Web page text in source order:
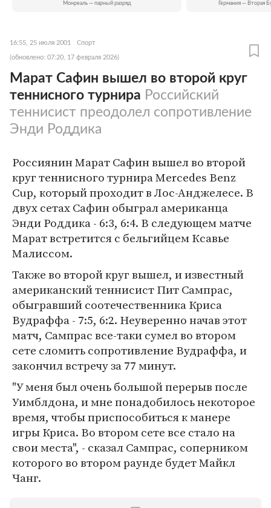
Монреаль — парный разряд Германия — Вторая
16:55, 25 июля 2001 Спорт
(обновлено: 07:20, 17 февраля 2026)
Марат Сафин вышел во второй круг
теннисного турнира Российский
теннисист преодолел сопротивление
Энди Роддика
Россиянин Марат Сафин вышел во второй
круг теннисного турнира Mercedes Benz
Cup, который проходит в Лос-Анджелесе. В
двух сетах Сафин обыграл американца
Энди Роддика - 6:3, 6:4. В следующем матче
Марат встретится с бельгийцем Ксавье
Малиссом.
Также во второй круг вышел, и известный
американский теннисист Пит Сампрас,
обыгравший соотечественника Криса
Вудраффа - 7:5, 6:2. Неуверенно начав этот
матч, Сампрас все-таки сумел во втором
сете сломить сопротивление Вудраффа, и
закончил встречу за 77 минут.
"У меня был очень большой перерыв после
Уимблдона, и мне понадобилось некоторое
время, чтобы приспособиться к манере
игры Криса. Во втором сете все стало на
свои места", - сказал Сампрас, соперником
которого во втором раунде будет Майкл
Чанг.